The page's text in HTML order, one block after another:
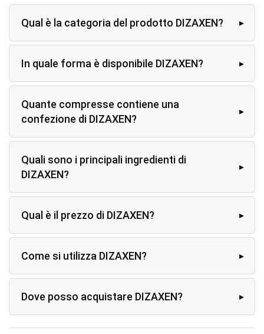
Qual è la categoria del prodotto DIZAXEN?
In quale forma è disponibile DIZAXEN?
Quante compresse contiene una
confezione di DIZAXEN?
Quali sono i principali ingredienti di
DIZAXEN?
Qual è il prezzo di DIZAXEN?
Come si utilizza DIZAXEN?
Dove posso acquistare DIZAXEN?